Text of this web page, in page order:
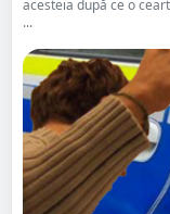
acesteia după ce o
...